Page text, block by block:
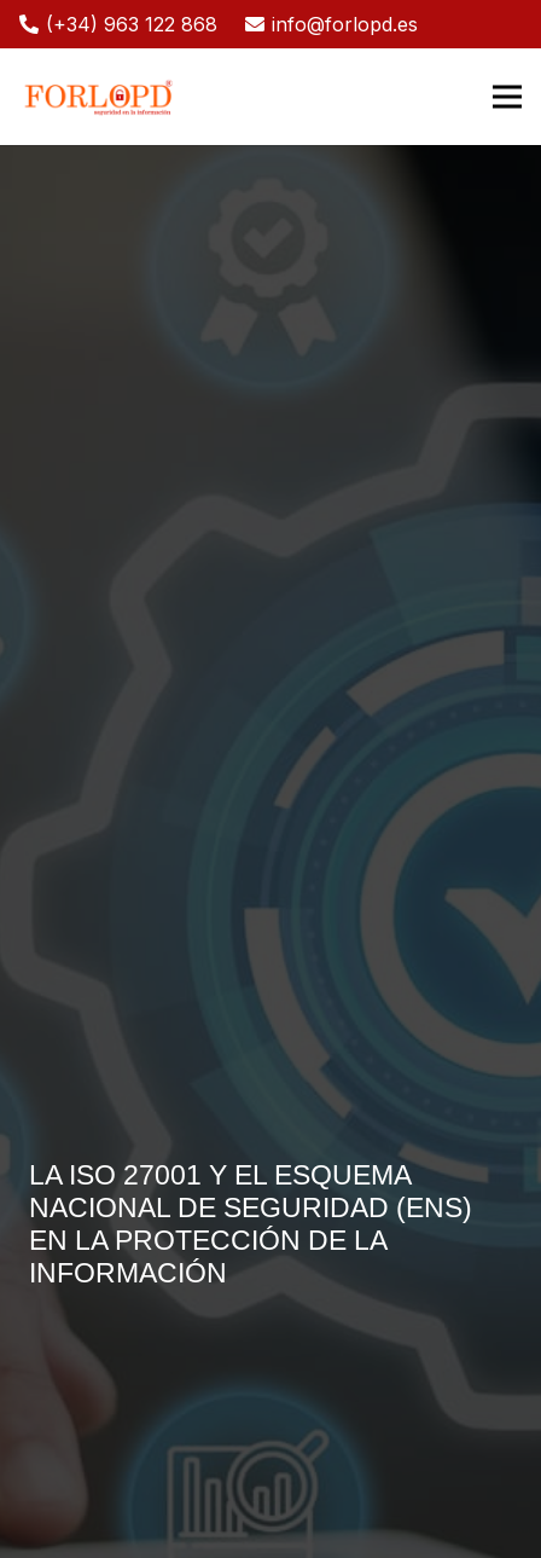
(+34) 963 122 868 info@forlopd.es
LA ISO 27001 Y EL ESQUEMA
NACIONAL DE SEGURIDAD (ENS)
EN LA PROTECCIÓN DE LA
INFORMACIÓN